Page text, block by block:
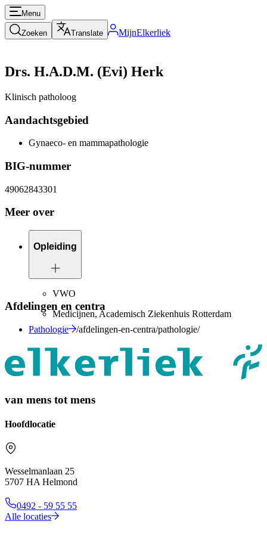
Menu
Zoeken Translate MijnElkerliek
Drs. H.A.D.M. (Evi) Herk
Klinisch patholoog
Aandachtsgebied
Gynaeco- en mammapathologie
BIG-nummer
49062843301
Meer over
Opleiding
VWO
Medicijnen, Academisch Ziekenhuis Rotterdam
Afdelingen en centra
Pathologie /afdelingen-en-centra/pathologie/
van mens tot mens
Hoofdlocatie
Wesselmanlaan 25
5707 HA Helmond
0492 - 59 55 55
Alle locaties